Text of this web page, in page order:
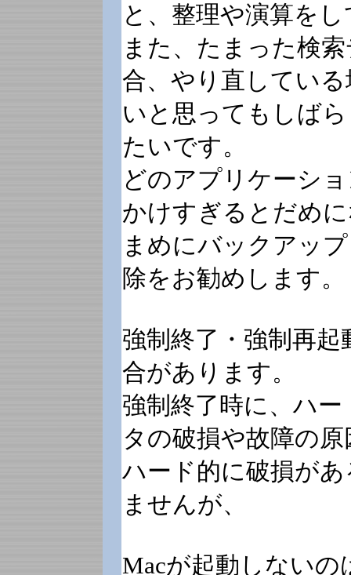
と、整理や演算を
また、たまった検
合、やり直してい
いと思ってもしば
たいです。
どのアプリケーシ
かけすぎるとだめ
まめにバックアッ
除をお勧めします。
強制終了・強制再
合があります。
強制終了時に、ハ
タの破損や故障の
ハード的に破損が
ませんが、
Macが起動しないの